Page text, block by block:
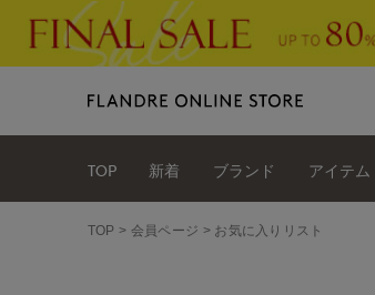
TOP 新着 ブランド アイテム
TOP 会員ページ お気に入りリスト